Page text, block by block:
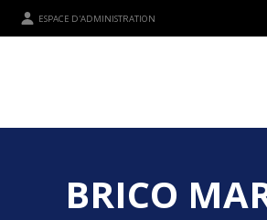
ESPACE D'ADMINISTRATION
BRICO